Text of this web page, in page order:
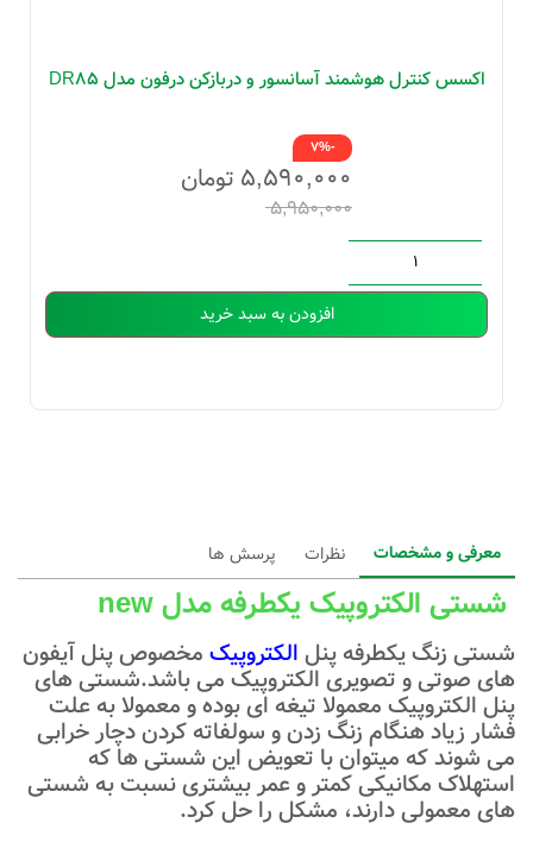
اکسس کنترل هوشمند آسانسور و دربازکن درفون مدل DR85
۵,۹۵۰,۰۰۰
۵,۵۹۰,۰۰۰ تومان
-7%
افزودن به سبد خرید
معرفی و مشخصات نظرات پرسش ها
شستی الکتروپیک یکطرفه مدل new
شستی زنگ یکطرفه پنل الکتروپیک مخصوص پنل آیفون
های صوتی و تصویری الکتروپیک می باشد.شستی های
پنل الکتروپیک معمولا تیغه ای بوده و معمولا به علت
فشار زیاد هنگام زنگ زدن و سولفاته کردن دچار خرابی
می شوند که میتوان با تعویض این شستی ها که
استهلاک مکانیکی کمتر و عمر بیشتری نسبت به شستی
های معمولی دارند، مشکل را حل کرد.